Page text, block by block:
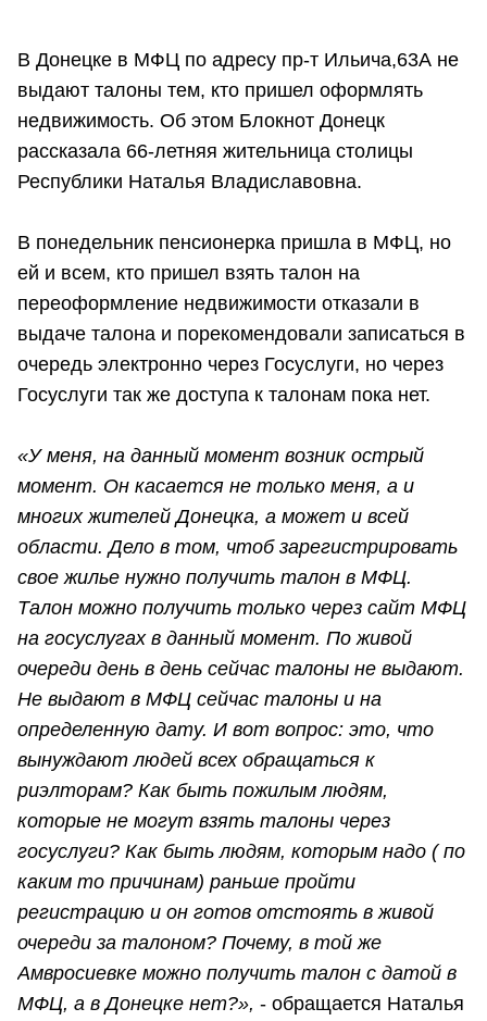
В Донецке в МФЦ по адресу пр-т Ильича,63А не
выдают талоны тем, кто пришел оформлять
недвижимость. Об этом Блокнот Донецк
рассказала 66-летняя жительница столицы
Республики Наталья Владиславовна.
В понедельник пенсионерка пришла в МФЦ, но
ей и всем, кто пришел взять талон на
переоформление недвижимости отказали в
выдаче талона и порекомендовали записаться в
очередь электронно через Госуслуги, но через
Госуслуги так же доступа к талонам пока нет.
«У меня, на данный момент возник острый
момент. Он касается не только меня, а и
многих жителей Донецка, а может и всей
области. Дело в том, чтоб зарегистрировать
свое жилье нужно получить талон в МФЦ.
Талон можно получить только через сайт МФЦ
на госуслугах в данный момент. По живой
очереди день в день сейчас талоны не выдают.
Не выдают в МФЦ сейчас талоны и на
определенную дату. И вот вопрос: это, что
вынуждают людей всех обращаться к
риэлторам? Как быть пожилым людям,
которые не могут взять талоны через
госуслуги? Как быть людям, которым надо ( по
каким то причинам) раньше пройти
регистрацию и он готов отстоять в живой
очереди за талоном? Почему, в той же
Амвросиевке можно получить талон с датой в
МФЦ, а в Донецке нет?», - обращается Наталья